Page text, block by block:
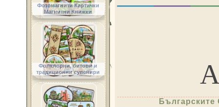
Фотомагнити Картички
Магнитни Книжки
Фолклорни, битови и
традиционни сувенири